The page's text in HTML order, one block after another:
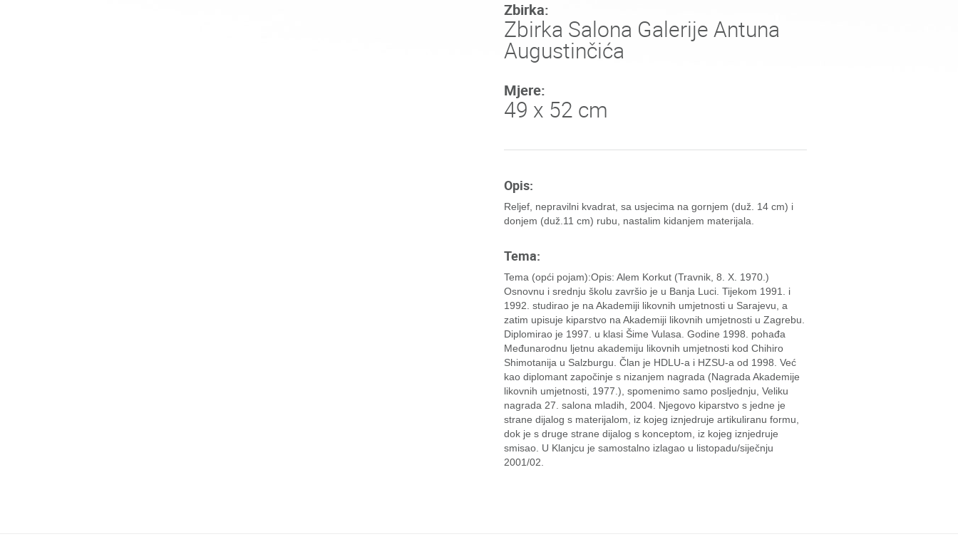
Zbirka:
Zbirka Salona Galerije Antuna
Augustinčića
Mjere:
49 x 52 cm
Opis:
Reljef, nepravilni kvadrat, sa usjecima na gornjem (duž. 14 cm) i
donjem (duž.11 cm) rubu, nastalim kidanjem materijala.
Tema:
Tema (opći pojam):Opis: Alem Korkut (Travnik, 8. X. 1970.)
Osnovnu i srednju školu završio je u Banja Luci. Tijekom 1991. i
1992. studirao je na Akademiji likovnih umjetnosti u Sarajevu, a
zatim upisuje kiparstvo na Akademiji likovnih umjetnosti u Zagrebu.
Diplomirao je 1997. u klasi Šime Vulasa. Godine 1998. pohađa
Međunarodnu ljetnu akademiju likovnih umjetnosti kod Chihiro
Shimotanija u Salzburgu. Član je HDLU-a i HZSU-a od 1998. Već
kao diplomant započinje s nizanjem nagrada (Nagrada Akademije
likovnih umjetnosti, 1977.), spomenimo samo posljednju, Veliku
nagrada 27. salona mladih, 2004. Njegovo kiparstvo s jedne je
strane dijalog s materijalom, iz kojeg iznjedruje artikuliranu formu,
dok je s druge strane dijalog s konceptom, iz kojeg iznjedruje
smisao. U Klanjcu je samostalno izlagao u listopadu/siječnju
2001/02.